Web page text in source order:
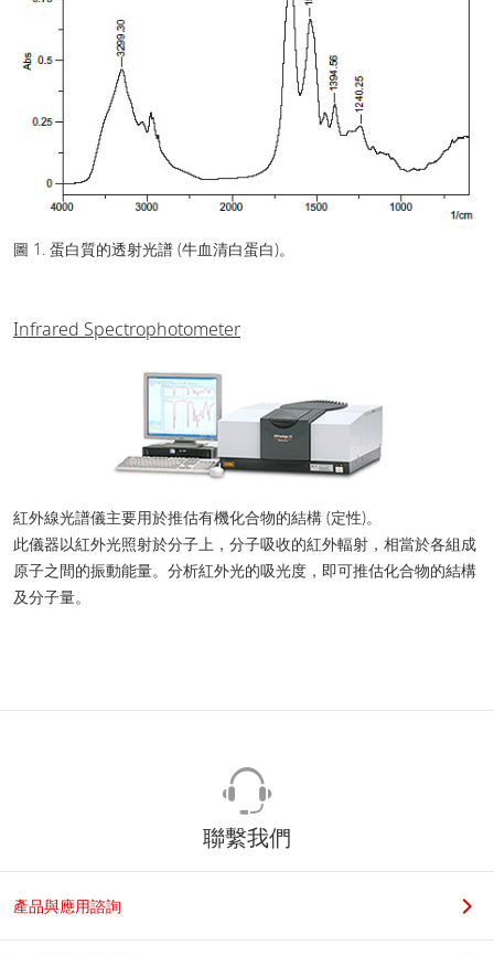
圖 1. 蛋白質的透射光譜 (牛血清白蛋白)。
Infrared Spectrophotometer
紅外線光譜儀主要用於推估有機化合物的結構 (定性)。
此儀器以紅外光照射於分子上，分子吸收的紅外輻射，相當於各組成
原子之間的振動能量。分析紅外光的吸光度，即可推估化合物的結構
及分子量。
聯繫我們
產品與應用諮詢